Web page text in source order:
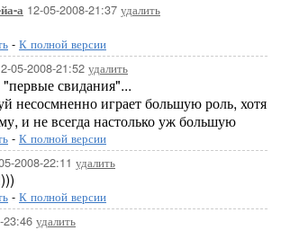
а 12-05-2008-21:37 удалить
- К полной версии
05-2008-21:52 удалить
свидания"...
несосмненно играет большую роль, хотя
и не всегда настолько уж большую
- К полной версии
2008-22:11 удалить
- К полной версии
23:46 удалить